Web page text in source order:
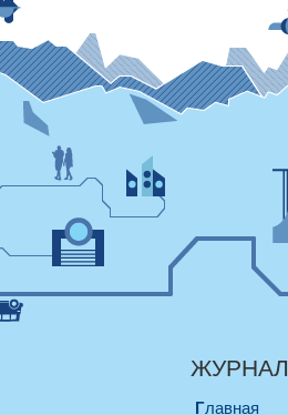
ЖУРНАЛ
Главная